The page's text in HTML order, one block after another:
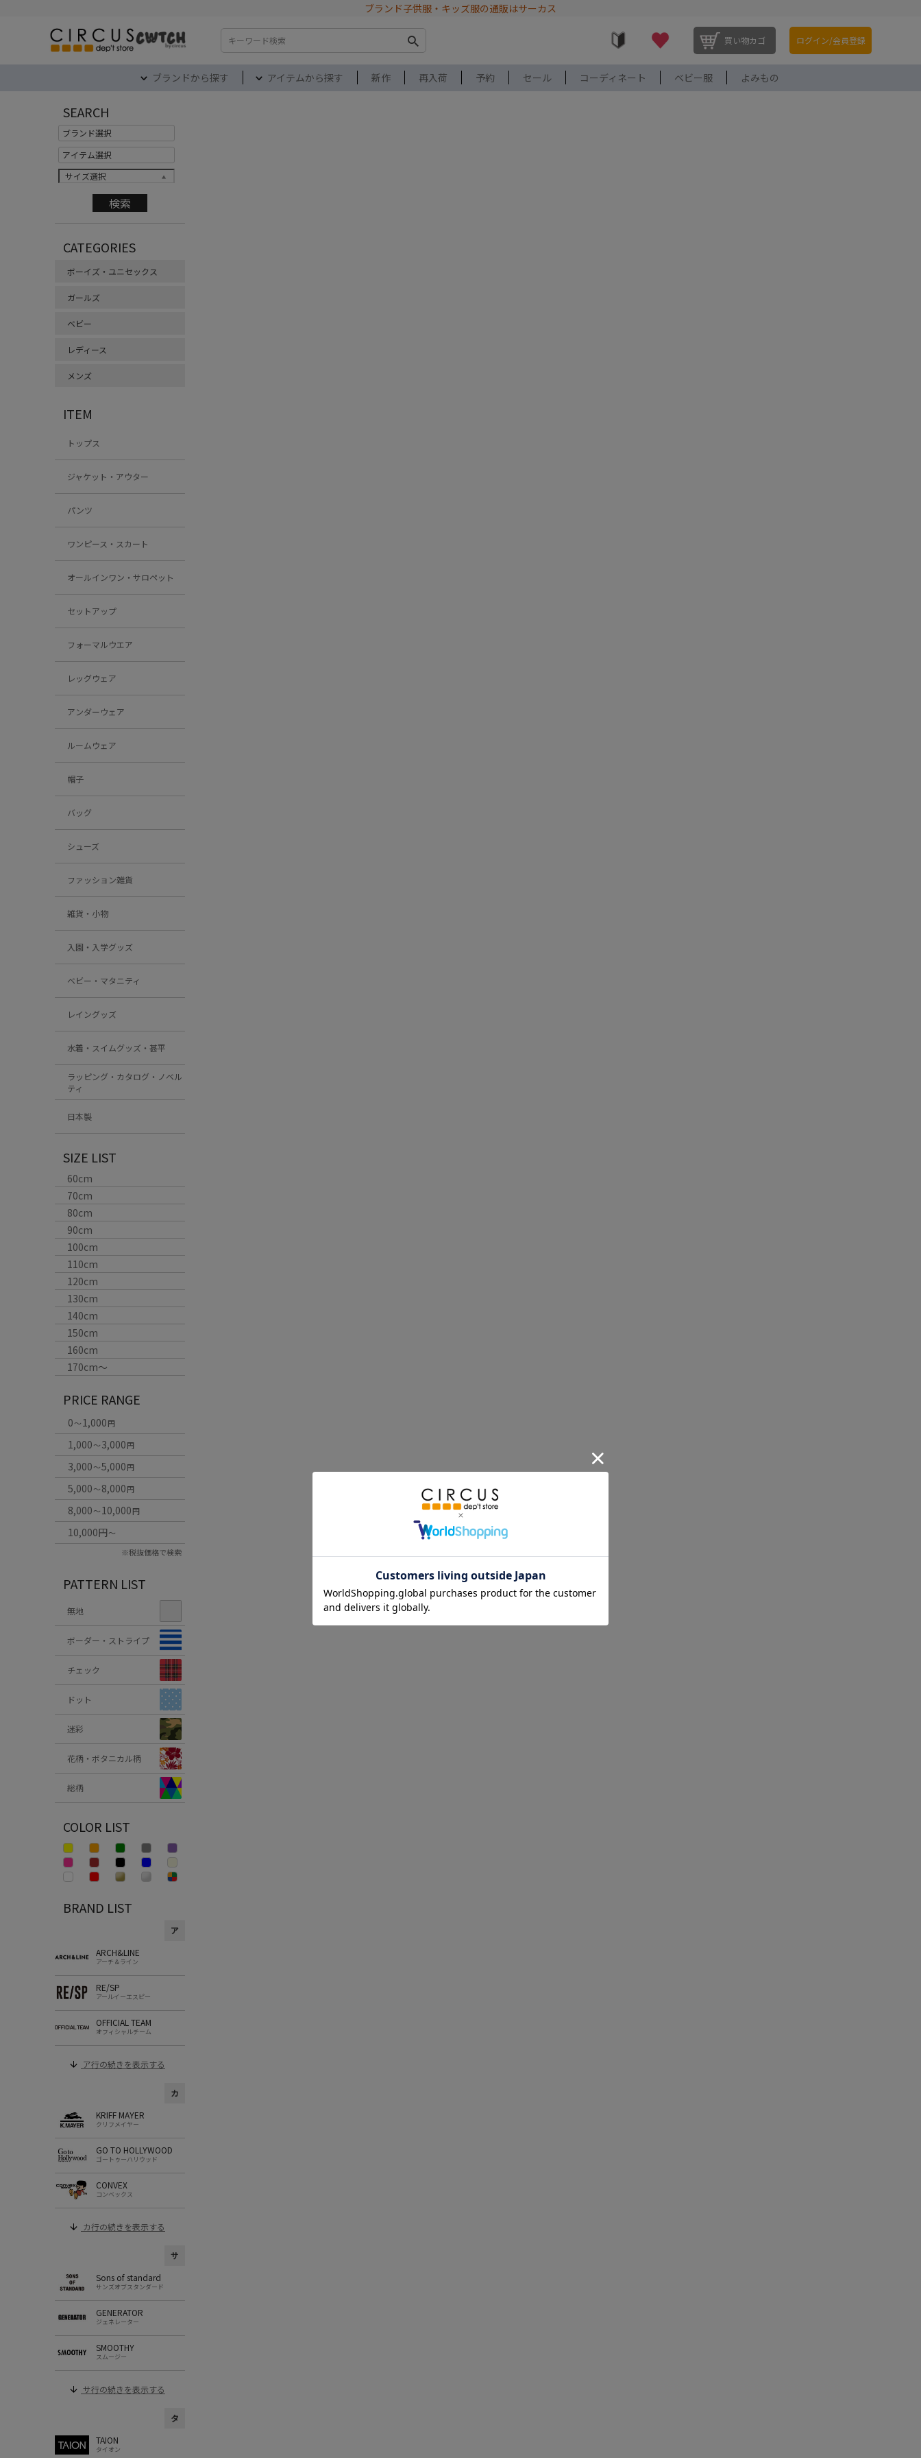
ブランド子供服・キッズ服の通販はサーカス
検索 買い物カゴ ログイン/会員登録
ブランドから探す アイテムから探す 新作 再入荷 予約 セール コーディネート ベビー服 よみもの
SEARCH
サイズ選択
CATEGORIES
ボーイズ・ユニセックス
ガールズ
ベビー
レディース
メンズ
ITEM
トップス
ジャケット・アウター
パンツ
ワンピース・スカート
オールインワン・サロペット
セットアップ
フォーマルウエア
レッグウェア
アンダーウェア
ルームウェア
帽子
バッグ
シューズ
ファッション雑貨
雑貨・小物
入園・入学グッズ
ベビー・マタニティ
レイングッズ
水着・スイムグッズ・甚平
ラッピング・カタログ・ノベル
ティ
日本製
SIZE LIST
60cm
70cm
80cm
90cm
100cm
110cm
120cm
130cm
140cm
150cm
160cm
170cm〜
PRICE RANGE
0～1,000円
1,000～3,000円
3,000～5,000円
5,000～8,000円
8,000～10,000円
10,000円～
※税抜価格で検索
PATTERN LIST
無地
ボーダー・ストライプ
チェック
ドット
迷彩
花柄・ボタニカル柄
総柄
COLOR LIST
BRAND LIST
ア
ARCH&LINE
アーチ＆ライン
RE/SP
アールイーエスピー
OFFICIAL TEAM
オフィシャルチーム
ア行の続きを表示する
カ
KRIFF MAYER
クリフメイヤー
GO TO HOLLYWOOD
ゴートゥーハリウッド
CONVEX
コンベックス
カ行の続きを表示する
サ
Sons of standard
サンズオブスタンダード
GENERATOR
ジェネレーター
SMOOTHY
スムージー
サ行の続きを表示する
タ
TAION
タイオン